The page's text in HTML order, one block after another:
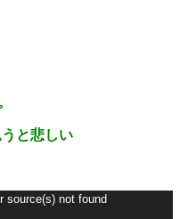
と悲しい
source(s) not found